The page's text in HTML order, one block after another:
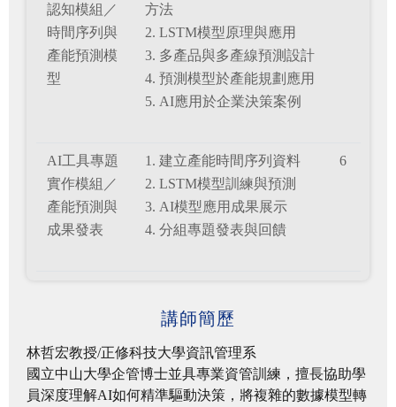
認知模組／
時間序列與
產能預測模
型
方法
2. LSTM模型原理與應用
3. 多產品與多產線預測設計
4. 預測模型於產能規劃應用
5. AI應用於企業決策案例
AI工具專題
實作模組／
產能預測與
成果發表
1. 建立產能時間序列資料
2. LSTM模型訓練與預測
3. AI模型應用成果展示
4. 分組專題發表與回饋
6
講師簡歷
林哲宏教授/正修科技大學資訊管理系
國立中山大學企管博士並具專業資管訓練，擅長協助學
員深度理解AI如何精準驅動決策，將複雜的數據模型轉